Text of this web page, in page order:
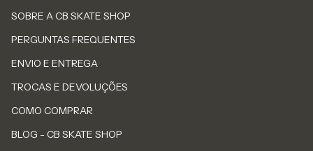
SOBRE A CB SKATE SHOP
PERGUNTAS FREQUENTES
ENVIO E ENTREGA
TROCAS E DEVOLUÇÕES
COMO COMPRAR
BLOG - CB SKATE SHOP